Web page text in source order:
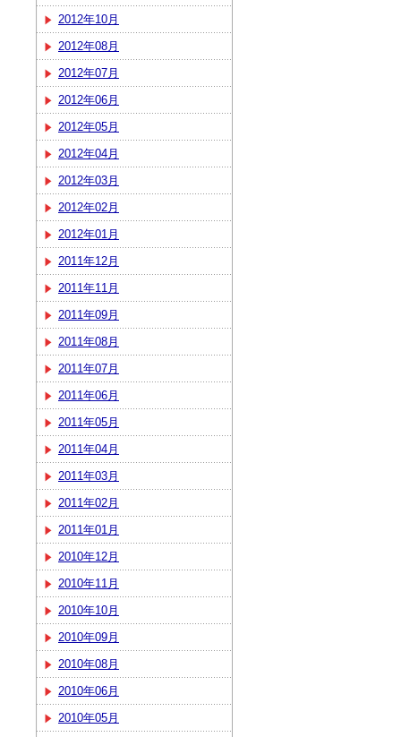
2012年10月
2012年08月
2012年07月
2012年06月
2012年05月
2012年04月
2012年03月
2012年02月
2012年01月
2011年12月
2011年11月
2011年09月
2011年08月
2011年07月
2011年06月
2011年05月
2011年04月
2011年03月
2011年02月
2011年01月
2010年12月
2010年11月
2010年10月
2010年09月
2010年08月
2010年06月
2010年05月